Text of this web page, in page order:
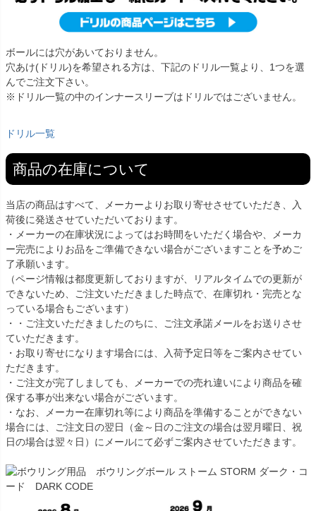
ボールには穴があいておりません。
穴あけ(ドリル)を希望される方は、下記のドリル一覧より、1つを選
んでご注文下さい。
※ドリル一覧の中のインナースリーブはドリルではございません。
ドリル一覧
商品の在庫について
当店の商品はすべて、メーカーよりお取り寄せさせていただき、入
荷後に発送させていただいております。
・メーカーの在庫状況によってはお時間をいただく場合や、メーカ
ー完売によりお品をご準備できない場合がございますことを予めご
了承願います。
（ページ情報は都度更新しておりますが、リアルタイムでの更新が
できないため、ご注文いただきました時点で、在庫切れ・完売とな
っている場合もございます）
・・ご注文いただきましたのちに、ご注文承諾メールをお送りさせ
ていただきます。
・お取り寄せになります場合には、入荷予定日等をご案内させてい
ただきます。
・ご注文が完了しましても、メーカーでの売れ違いにより商品を確
保する事が出来ない場合がございます。
・なお、メーカー在庫切れ等により商品を準備することができない
場合には、ご注文日の翌日（金～日のご注文の場合は翌月曜日、祝
日の場合は翌々日）にメールにて必ずご案内させていただきます。